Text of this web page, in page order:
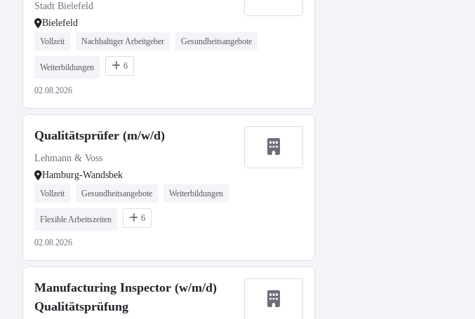
Stadt Bielefeld
Bielefeld
Vollzeit Nachhaltiger Arbeitgeber Gesundheitsangebote
Weiterbildungen 6
02.08.2026
Qualitätsprüfer (m/w/d)
Lehmann & Voss
Hamburg-Wandsbek
Vollzeit Gesundheitsangebote Weiterbildungen
Flexible Arbeitszeiten 6
02.08.2026
Manufacturing Inspector (w/m/d)
Qualitätsprüfung